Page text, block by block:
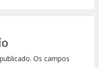
Os campos